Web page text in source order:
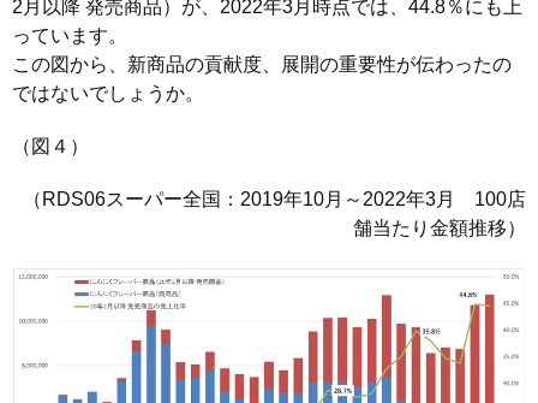
2月以降 発売商品）が、2022年3月時点では、44.8％にも上
っています。
この図から、新商品の貢献度、展開の重要性が伝わったの
ではないでしょうか。
（図４）
（RDS06スーパー全国：2019年10月～2022年3月 100店
舗当たり金額推移）